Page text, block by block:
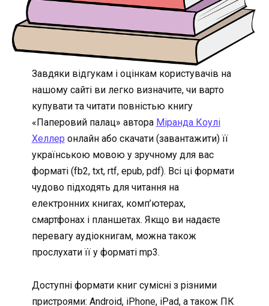
Завдяки відгукам і оцінкам користувачів на
нашому сайті ви легко визначите, чи варто
купувати та читати повністью книгу
«Паперовий палац» автора Міранда Коулі
Хеллер онлайн або скачати (завантажити) її
українською мовою у зручному для вас
форматі (fb2, txt, rtf, epub, pdf). Всі ці формати
чудово підходять для читання на
електронних книгах, комп’ютерах,
смартфонах і планшетах. Якщо ви надаєте
перевагу аудіокнигам, можна також
прослухати її у форматі mp3.
Доступні формати книг сумісні з різними
пристроями: Android, iPhone, iPad, а також ПК